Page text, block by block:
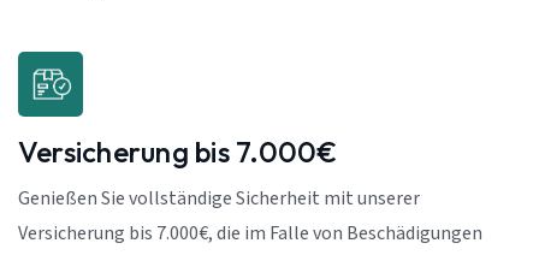
Versicherung bis 7.000€
Genießen Sie vollständige Sicherheit mit unserer
Versicherung bis 7.000€, die im Falle von Beschädigungen